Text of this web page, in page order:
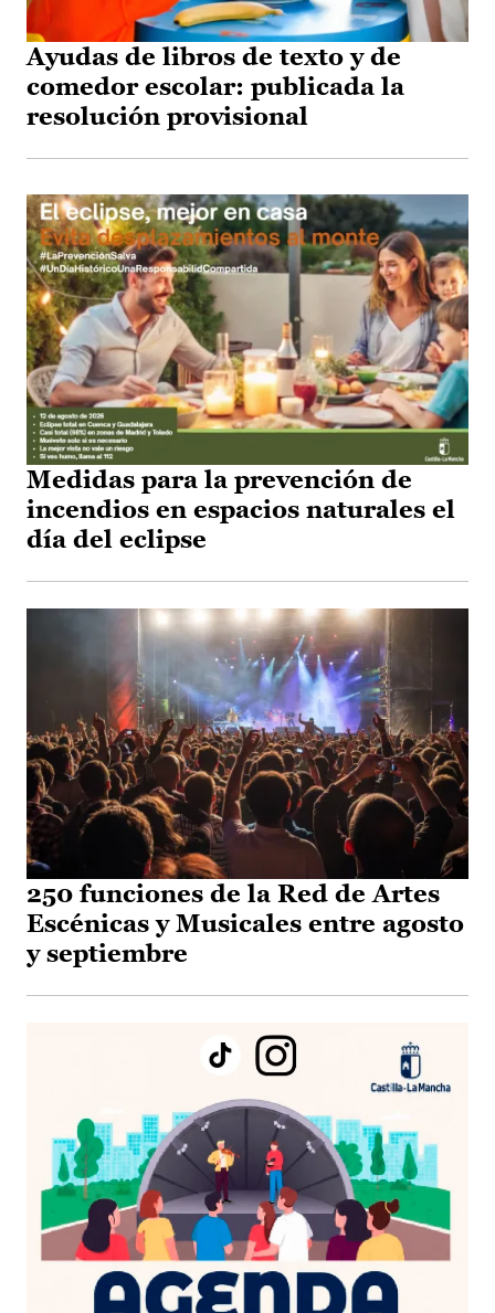
Ayudas de libros de texto y de
comedor escolar: publicada la
resolución provisional
Medidas para la prevención de
incendios en espacios naturales el
día del eclipse
250 funciones de la Red de Artes
Escénicas y Musicales entre agosto
y septiembre